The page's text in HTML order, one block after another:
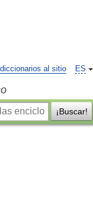
ES
al sitio
¡Buscar!